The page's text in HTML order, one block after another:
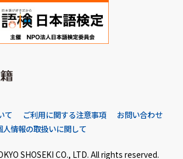
て ご利用に関する注意事項
お問い合わせ
人情報の取扱いに関して
SHOSEKI CO., LTD. All rights reserved.